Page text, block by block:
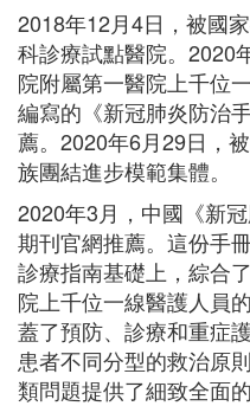
2018年12月4日，被國
科診療試點醫院。2020
院附屬第一醫院上千位
編寫的《新冠肺炎防治
薦。2020年6月29日，
族團結進步模範集體。
2020年3月，中國《新
期刊官網推薦。這份手
診療指南基礎上，綜合
院上千位一線醫護人員
蓋了預防、診療和重症
患者不同分型的救治原
類問題提供了細致全面的